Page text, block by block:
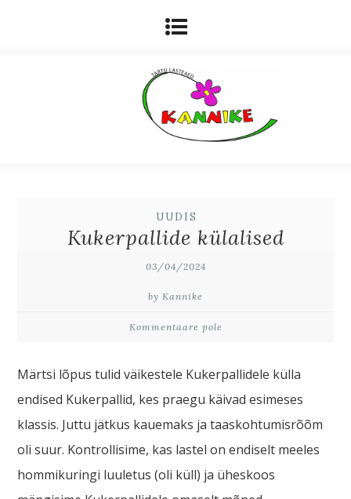
UUDIS
Kukerpallide külalised
03/04/2024
by Kannike
Kommentaare pole
Märtsi lõpus tulid väikestele Kukerpallidele külla
endised Kukerpallid, kes praegu käivad esimeses
klassis. Juttu jätkus kauemaks ja taaskohtumisrõõm
oli suur. Kontrollisime, kas lastel on endiselt meeles
hommikuringi luuletus (oli küll) ja üheskoos